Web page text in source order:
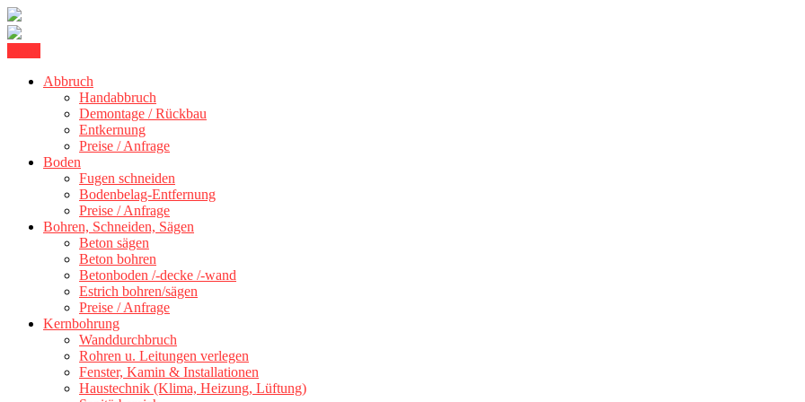
content
BBS Technik GmbH
Abbruch
Handabbruch
Demontage / Rückbau
Entkernung
Preise / Anfrage
Boden
Fugen schneiden
Bodenbelag-Entfernung
Preise / Anfrage
Bohren, Schneiden, Sägen
Beton sägen
Beton bohren
Betonboden /-decke /-wand
Estrich bohren/sägen
Preise / Anfrage
Kernbohrung
Wanddurchbruch
Rohren u. Leitungen verlegen
Fenster, Kamin & Installationen
Haustechnik (Klima, Heizung, Lüftung)